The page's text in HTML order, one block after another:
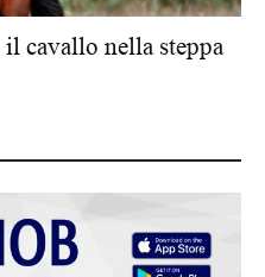
cavallo nella steppa